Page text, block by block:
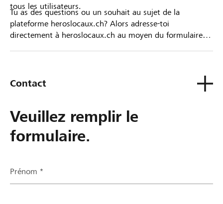
tous les utilisateurs.
Tu as des questions ou un souhait au sujet de la
plateforme heroslocaux.ch? Alors adresse-toi
directement à heroslocaux.ch au moyen du formulaire
Contact
Veuillez remplir le
formulaire.
Prénom *